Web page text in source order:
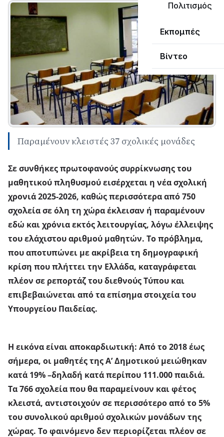
Πολιτισμός
Εκπομπές
Βίντεο
Παραμένουν κλειστές 37 σχολικές μονάδες
Σε συνθήκες πρωτοφανούς συρρίκνωσης του
μαθητικού πληθυσμού εισέρχεται η νέα σχολική
χρονιά 2025-2026, καθώς περισσότερα από 750
σχολεία σε όλη τη χώρα έκλεισαν ή παραμένουν
εδώ και χρόνια εκτός λειτουργίας, λόγω έλλειψης
του ελάχιστου αριθμού μαθητών. Το πρόβλημα,
που αποτυπώνει με ακρίβεια τη δημογραφική
κρίση που πλήττει την Ελλάδα, καταγράφεται
πλέον σε ρεπορτάζ του διεθνούς Τύπου και
επιβεβαιώνεται από τα επίσημα στοιχεία του
Υπουργείου Παιδείας.
Η εικόνα είναι αποκαρδιωτική: Από το 2018 έως
σήμερα, οι μαθητές της Α’ Δημοτικού μειώθηκαν
κατά 19%–δηλαδή κατά περίπου 111.000 παιδιά.
Τα 766 σχολεία που θα παραμείνουν και φέτος
κλειστά, αντιστοιχούν σε περισσότερο από το 5%
του συνολικού αριθμού σχολικών μονάδων της
χώρας. Το φαινόμενο δεν περιορίζεται πλέον σε